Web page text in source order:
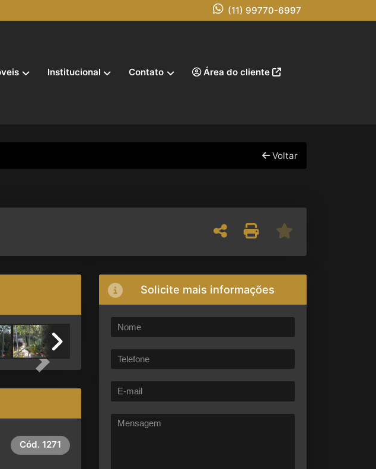
(11) 99770-6997
Institucional Contato Área do cliente
Voltar
Next
Cód. 1271
Solicite mais informações